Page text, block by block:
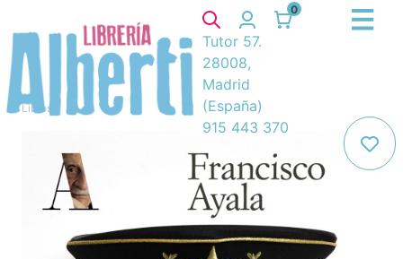
0
Tutor 57.
28008,
Madrid
(España)
915 443 370
Libros